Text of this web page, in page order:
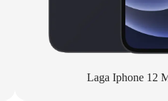
Laga Iphone 12